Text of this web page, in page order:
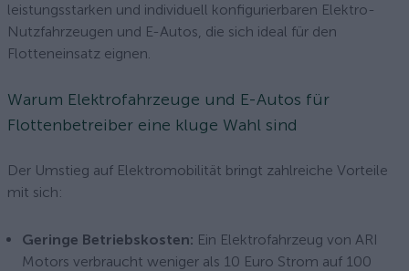
leistungsstarken und individuell konfigurierbaren Elektro-
Nutzfahrzeugen und E-Autos, die sich ideal für den
Flotteneinsatz eignen.
Warum Elektrofahrzeuge und E-Autos für
Flottenbetreiber eine kluge Wahl sind
Der Umstieg auf Elektromobilität bringt zahlreiche Vorteile
mit sich:
Geringe Betriebskosten: Ein Elektrofahrzeug von ARI
Motors verbraucht weniger als 10 Euro Strom auf 100